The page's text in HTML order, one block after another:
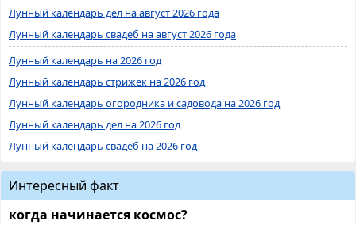
Лунный календарь дел на август 2026 года
Лунный календарь свадеб на август 2026 года
Лунный календарь на 2026 год
Лунный календарь стрижек на 2026 год
Лунный календарь огородника и садовода на 2026 год
Лунный календарь дел на 2026 год
Лунный календарь свадеб на 2026 год
Интересный факт
когда начинается космос?